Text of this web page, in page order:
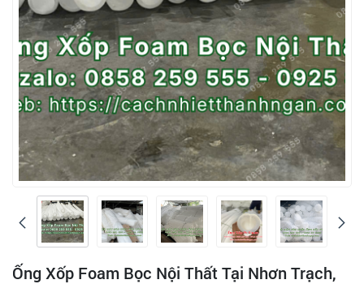
Ống Xốp Foam Bọc Nội Thất Tại Nhơn Trạch,